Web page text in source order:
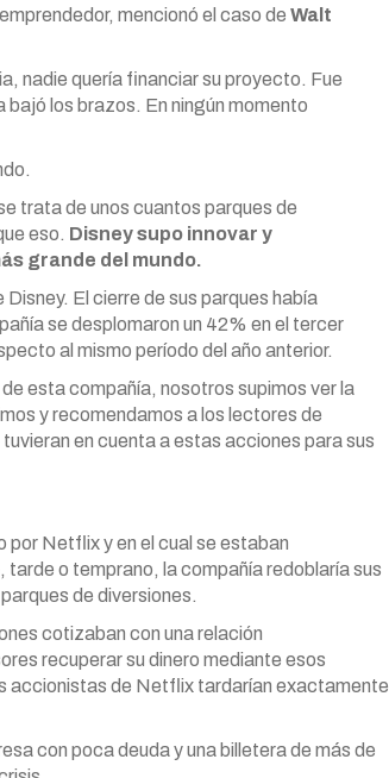
mencionó el caso de Walt
nadie quería financiar su proyecto. Fue
los brazos. En ningún momento
trata de unos cuantos parques de
eso. Disney supo innovar y
grande del mundo.
El cierre de sus parques había
se desplomaron un 42% en el tercer
al mismo período del año anterior.
esta compañía, nosotros supimos ver la
y recomendamos a los lectores de
tuvieran en cuenta a estas acciones para sus
por Netflix y en el cual se estaban
o temprano, la compañía redoblaría sus
de diversiones.
cotizaban con una relación
recuperar su dinero mediante esos
accionistas de Netflix tardarían exactamente
con poca deuda y una billetera de más de